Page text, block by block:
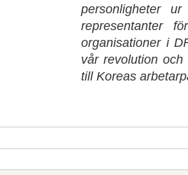
personligheter
representanter
organisationer i
vår revolution
till Koreas